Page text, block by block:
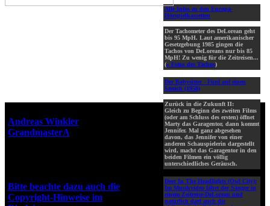
Alle Infos zu den Europa-
Hörspielkassetten
Der Tachometer des DeLorean geht
bis 95 MpH. Laut amerikanischer
Gesetzgebung 1985 gingen die
Tachos von DeLoreans nur bis 85
MpH! Zu wenig für die Zeitreisen...
(» Fotos des Tachos)
Der Babysitter - Fünf auf einen
Streich (1958)
Zurück in die Zukunft II:
Gleich zu Beginn des zweiten Films
(oder am Schluss des ersten) öffnet
Marty das Garagentor, dann kommt
Jennifer. Mal ganz abgesehen
davon, das Jennifer von einer
anderen Schauspielerin dargestellt
wird, macht das Garagentor in den
beiden Filmen ein völlig
unterschiedliches Geräusch.
Deer In The Headlights (Owl City):
Im Musikvideo fährt der Sänger in
einem Zeitreise-DeLorean und
natürlich darf auch die
Andreas Winkler
GrandmasterA
Bitte beachte dazu auch die
Copyright-Hinweise im